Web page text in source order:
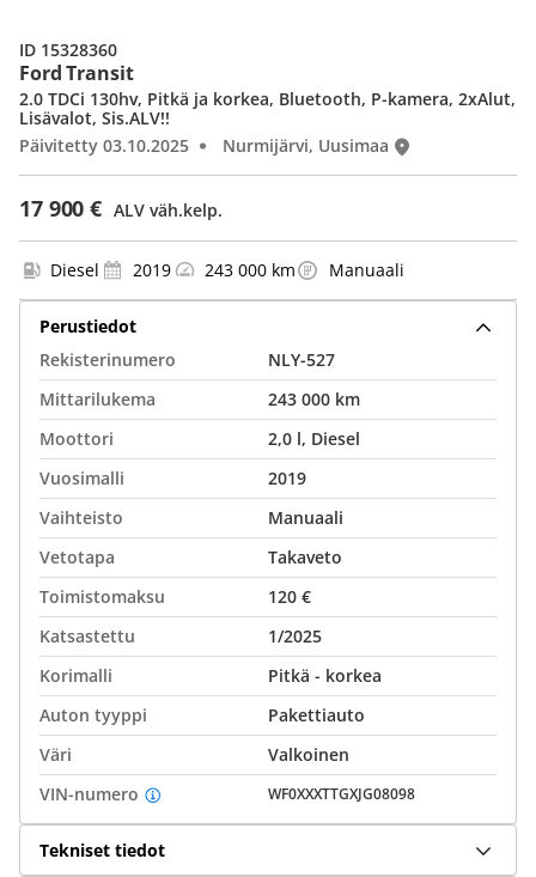
Ford Transit
17 900 € ALV väh.kelp.
2.0 TDCi 130hv, Pitkä ja korkea, Bluetooth, P-kamera, 2xAlut,
Lisävalot, Sis.ALV!!
Päivitetty 03.10.2025
Nurmijärvi, Uusimaa
ID 15328360
Diesel 2019 243 000 km Manuaali
Perustiedot
Rekisterinumero
NLY-527
Mittarilukema
243 000 km
Moottori
2,0 l, Diesel
Vuosimalli
2019
Vaihteisto
Manuaali
Vetotapa
Takaveto
Toimistomaksu
120 €
Katsastettu
1/2025
Korimalli
Pitkä - korkea
Auton tyyppi
Pakettiauto
Väri
Valkoinen
VIN-numero
WF0XXXTTGXJG08098
Tekniset tiedot